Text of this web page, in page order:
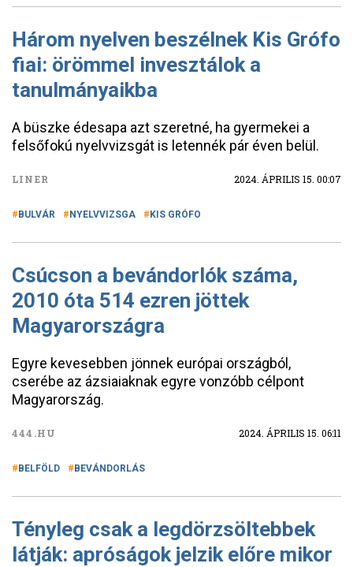
Három nyelven beszélnek Kis Grófo
fiai: örömmel invesztálok a
tanulmányaikba
A büszke édesapa azt szeretné, ha gyermekei a
felsőfokú nyelvvizsgát is letennék pár éven belül.
LINER 2024. ÁPRILIS 15. 00:07
BULVÁR NYELVVIZSGA KIS GRÓFO
Csúcson a bevándorlók száma,
2010 óta 514 ezren jöttek
Magyarországra
Egyre kevesebben jönnek európai országból,
cserébe az ázsiaiaknak egyre vonzóbb célpont
Magyarország.
444.HU 2024. ÁPRILIS 15. 06:11
BELFÖLD BEVÁNDORLÁS
Tényleg csak a legdörzsöltebbek
látják: apróságok jelzik előre mikor